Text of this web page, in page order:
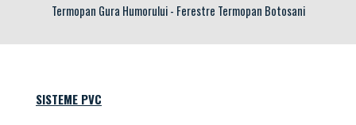
Termopan Gura Humorului- Ferestre Termopan Botosani
SISTEME PVC